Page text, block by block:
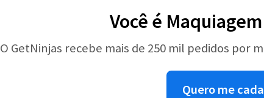
Você é
O GetNinjas recebe mais de 250 mil pedidos por
Quero me